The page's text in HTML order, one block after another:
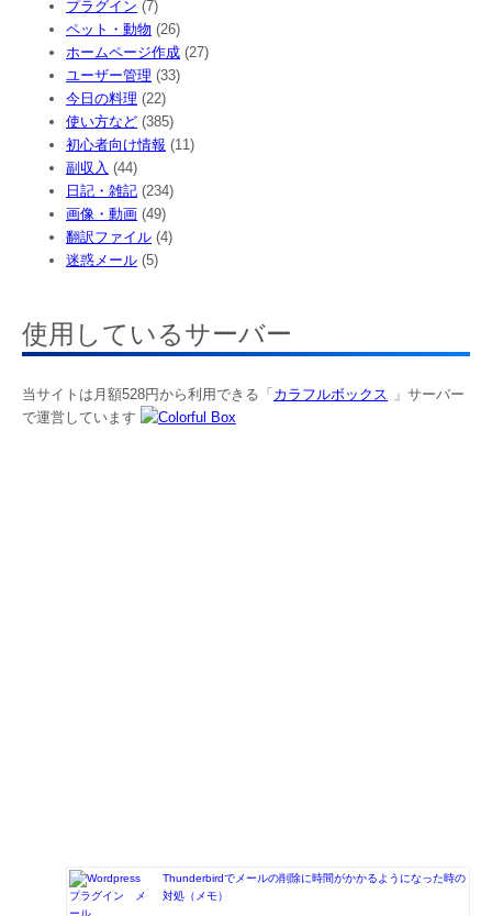
プラグイン (7)
ペット・動物 (26)
ホームページ作成 (27)
ユーザー管理 (33)
今日の料理 (22)
使い方など (385)
初心者向け情報 (11)
副収入 (44)
日記・雑記 (234)
画像・動画 (49)
翻訳ファイル (4)
迷惑メール (5)
使用しているサーバー
当サイトは月額528円から利用できる「 カラフルボックス
」サーバー
で運営しています
Thunderbirdでメールの削除に時間がかかるようになった時の
対処（メモ）